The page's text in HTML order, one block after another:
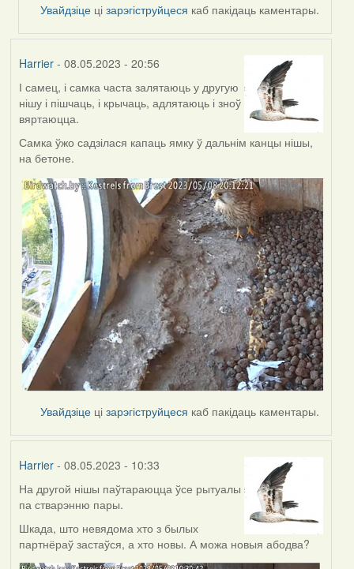
Увайдзіце цізарэгіструйцеся каб пакідаць каментары.
Harrier- 08.05.2023 - 20:56
І самец, і самка часта залятаюць у другую
нішу і пішчаць, і крычаць, адлятаюць і зноў
вяртаюцца.
Самка ўжо садзілася капаць ямку ў дальнім канцы нішы,
на бетоне.
Увайдзіце цізарэгіструйцеся каб пакідаць каментары.
Harrier- 08.05.2023 - 10:33
На другой нішы паўтараюцца ўсе рытуалы
па стварэнню пары.
Шкада, што невядома хто з былых
партнёраў застаўся, а хто новы. А можа новыя абодва?